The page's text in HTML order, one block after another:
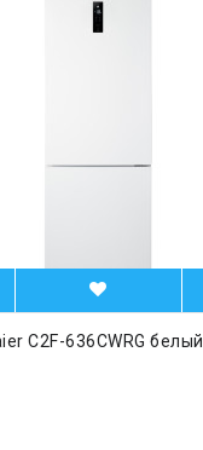
C2F-636CWRG белый